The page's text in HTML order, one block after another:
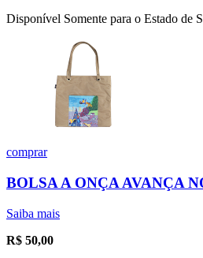
Disponível Somente para o Estado de
comprar
BOLSA A ONÇA AVANÇA
Saiba mais
R$ 50,00